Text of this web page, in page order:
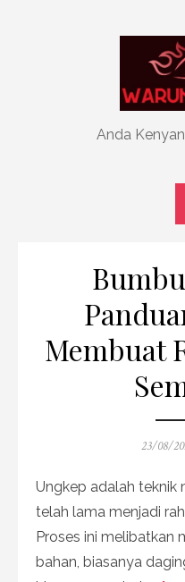
Anda
Membuat
Posted
23/08/
Ungkep adalah teknik
telah lama menjadi
Proses ini melibatkan
bahan, biasanya